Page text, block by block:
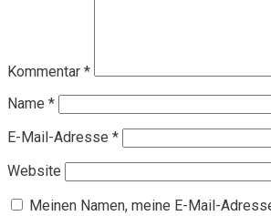
Kommentar *
Name *
E-Mail-Adresse *
Website
Meinen Namen, meine E-Mail-